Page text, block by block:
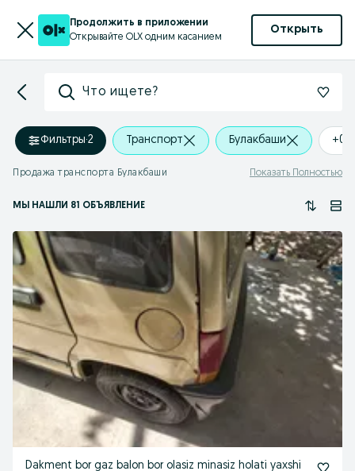
Продолжить в приложении
Открывайте OLX одним касанием
Открыть
Что ищете?
Фильтры·2 Транспорт Булакбаши +0
Продажа транспорта Булакбаши Показать Полностью
МЫ НАШЛИ 81 ОБЪЯВЛЕНИЕ
Dakment bor gaz balon bor olasiz minasiz holati yaxshi